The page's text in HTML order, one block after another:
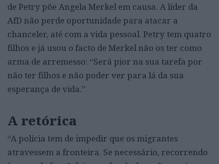
de Petry põe Angela Merkel em causa. A líder da
AfD não perde oportunidade para atacar a
chanceler, até com a vida pessoal. Petry tem quatro
filhos e já usou o facto de Merkel não os ter como
arma de arremesso: “Será pior na sua tarefa por
não ter filhos e não poder ver para lá da sua
esperança de vida.”
A retórica
“A polícia tem de impedir que os migrantes
atravessem a fronteira. Se necessário, recorrendo